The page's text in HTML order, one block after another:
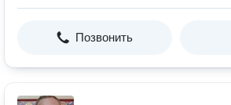
Позвонить